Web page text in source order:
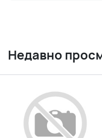
Недавно